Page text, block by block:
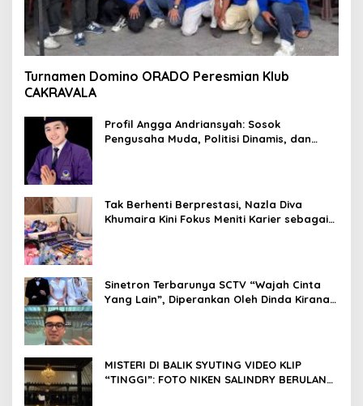
Turnamen Domino ORADO Peresmian Klub
CAKRAVALA
Profil Angga Andriansyah: Sosok
Pengusaha Muda, Politisi Dinamis, dan
Tak Berhenti Berprestasi, Nazla Diva
Khumaira Kini Fokus Meniti Karier sebagai
Sinetron Terbarunya SCTV “Wajah Cinta
Yang Lain”, Diperankan Oleh Dinda Kirana,
MISTERI DI BALIK SYUTING VIDEO KLIP
“TINGGI”: FOTO NIKEN SALINDRY BERULANG